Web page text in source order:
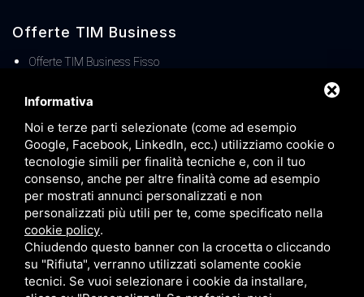
Offerte TIM Business
Offerte TIM Business Fisso
TIM Business Centralino Cloud
Offerte TIM Unica Business
Servizio Denat TIM Business
TIM BUSINESS 5G
TIM Business Servizi IT
Offerte TIM Business Voucher FIBRA
Offerta TIM Energia
Informativa
Noi e terze parti selezionate (come ad esempio
Google, Facebook, LinkedIn, ecc.) utilizziamo cookie o
tecnologie simili per finalità tecniche e, con il tuo
consenso, anche per altre finalità come ad esempio
per mostrati annunci personalizzati e non
personalizzati più utili per te, come specificato nella
cookie policy.
Chiudendo questo banner con la crocetta o cliccando
su "Rifiuta", verranno utilizzati solamente cookie
tecnici. Se vuoi selezionare i cookie da installare,